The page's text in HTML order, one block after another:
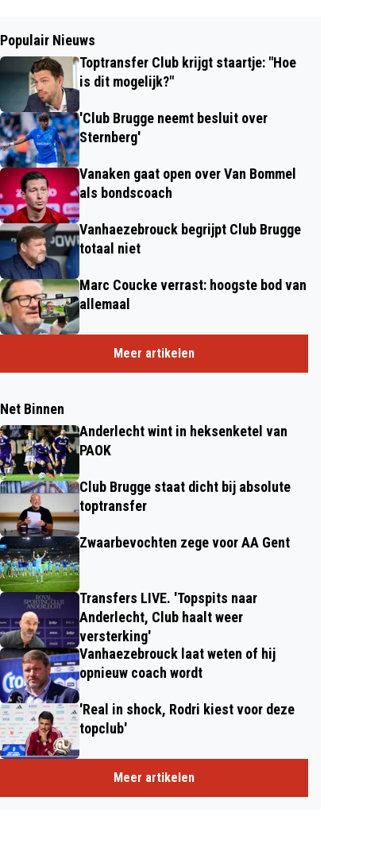
Populair Nieuws
Toptransfer Club krijgt staartje: "Hoe
is dit mogelijk?"
'Club Brugge neemt besluit over
Sternberg'
Vanaken gaat open over Van Bommel
als bondscoach
Vanhaezebrouck begrijpt Club Brugge
totaal niet
Marc Coucke verrast: hoogste bod van
allemaal
Meer artikelen
Net Binnen
Anderlecht wint in heksenketel van
PAOK
Club Brugge staat dicht bij absolute
toptransfer
Zwaarbevochten zege voor AA Gent
Transfers LIVE. 'Topspits naar
Anderlecht, Club haalt weer
versterking'
Vanhaezebrouck laat weten of hij
opnieuw coach wordt
'Real in shock, Rodri kiest voor deze
topclub'
Meer artikelen